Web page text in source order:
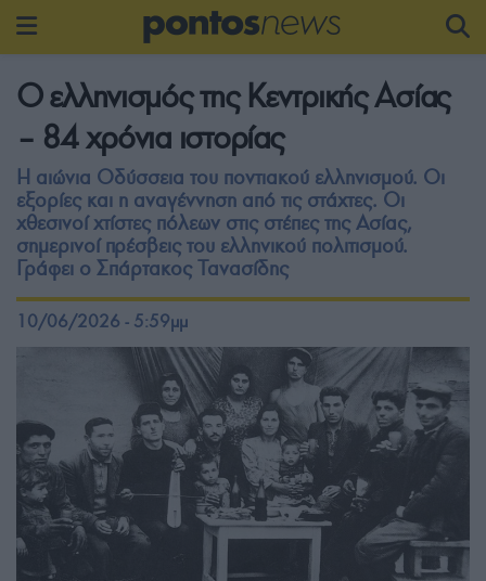
O ελληνισμός της Κεντρικής Ασίας
– 84 χρόνια ιστορίας
Η αιώνια Οδύσσεια του ποντιακού ελληνισμού. Οι
εξορίες και η αναγέννηση από τις στάχτες. Οι
χθεσινοί χτίστες πόλεων στις στέπες της Ασίας,
σημερινοί πρέσβεις του ελληνικού πολιτισμού.
Γράφει ο Σπάρτακος Τανασίδης
10/06/2026 - 5:59μμ